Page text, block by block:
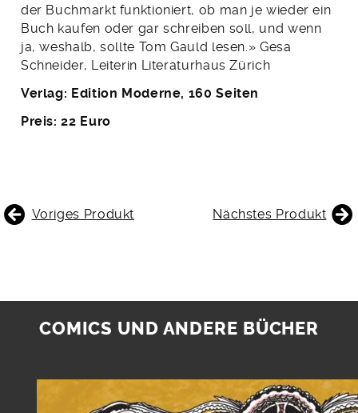
der Buchmarkt funktioniert, ob man je wieder ein
Buch kaufen oder gar schreiben soll, und wenn
ja, weshalb, sollte Tom Gauld lesen.» Gesa
Schneider, Leiterin Literaturhaus Zürich
Verlag: Edition Moderne, 160 Seiten
Preis: 22 Euro
BEITRAGSNAVIGATION
Voriges Produkt Nächstes Produkt
COMICS UND ANDERE BÜCHER